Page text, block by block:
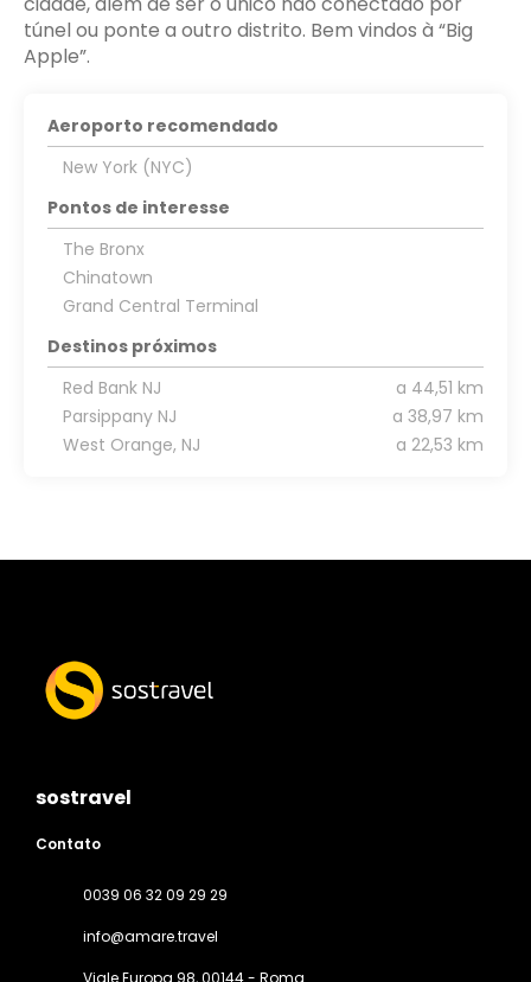
túnel ou ponte a outro distrito. Bem vindos à “Big
Apple”.
Aeroporto recomendado
New York (NYC)
Pontos de interesse
The Bronx
Chinatown
Grand Central Terminal
Destinos próximos
Red Bank NJ
a 44,51 km
Parsippany NJ
a 38,97 km
West Orange, NJ
a 22,53 km
sostravel
Contato
0039 06 32 09 29 29
info@amare.travel
Viale Europa 98, 00144 - Roma